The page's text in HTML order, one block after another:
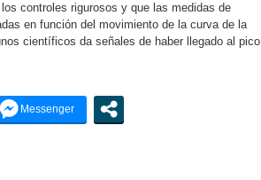
controles rigurosos y que las medidas de
en función del movimiento de la curva de la
científicos da señales de haber llegado al pico